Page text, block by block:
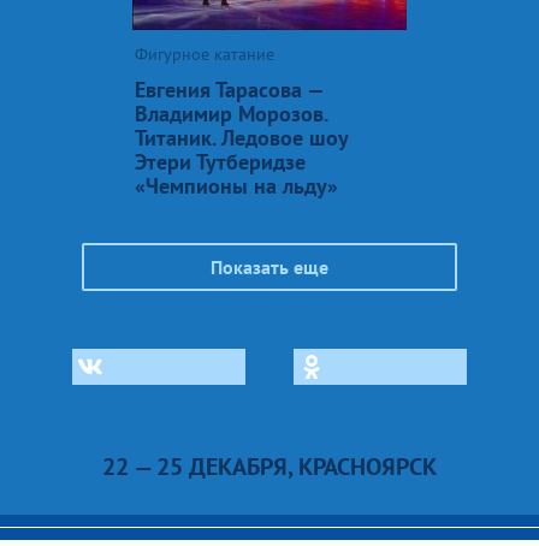
Фигурное катание
Евгения Тарасова —
Владимир Морозов.
Титаник. Ледовое шоу
Этери Тутберидзе
«Чемпионы на льду»
Показать еще
22 — 25 ДЕКАБРЯ, КРАСНОЯРСК